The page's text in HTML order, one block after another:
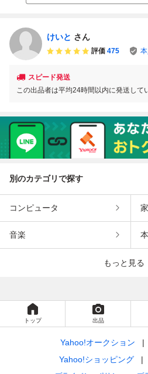
けいと さん
評価 475
スピード発送
この出品者は平均24時間以内に発送して
別のカテゴリで探す
コンピュータ
音楽
もっと見る
トップ 出品
Yahoo!オークション
Yahoo!ショッピング